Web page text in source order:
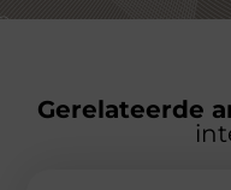
Gerelateerde